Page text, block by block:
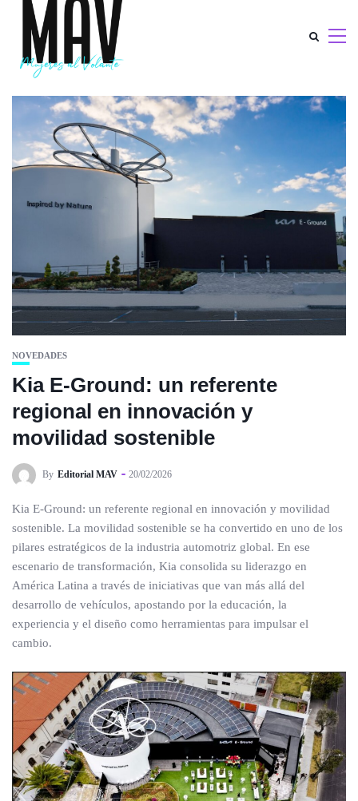
NOVEDADES
Kia E-Ground: un referente
regional en innovación y
movilidad sostenible
By Editorial MAV 20/02/2026
Kia E-Ground: un referente regional en innovación y movilidad
sostenible. La movilidad sostenible se ha convertido en uno de los
pilares estratégicos de la industria automotriz global. En ese
escenario de transformación, Kia consolida su liderazgo en
América Latina a través de iniciativas que van más allá del
desarrollo de vehículos, apostando por la educación, la
experiencia y el diseño como herramientas para impulsar el
cambio.